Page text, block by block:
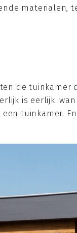
materialen,
de tuinkamer
is eerlijk:
tuinkamer.